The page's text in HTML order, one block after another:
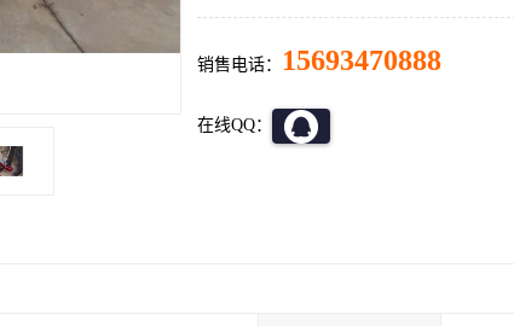
销售电话： 15693470888
在线QQ：